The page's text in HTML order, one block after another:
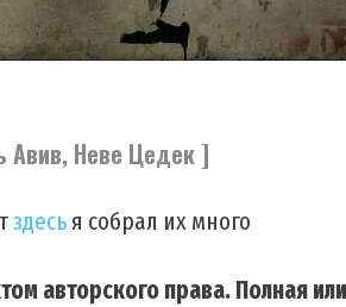
Авив, Неве Цедек ]
здесья собрал их много
авторского права. Полная